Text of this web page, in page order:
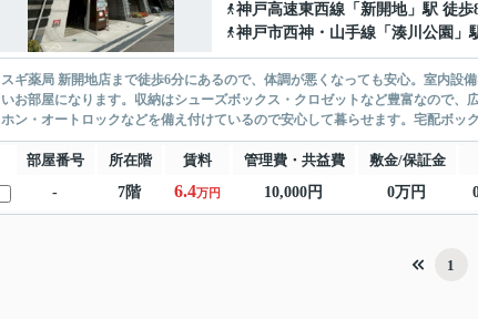
神戸高速東西線 「 新開地」駅 徒歩
神戸市西神・山手線 「 湊川公園 」
スギ薬局 新開地店まで徒歩6分にあるので、体調が悪くなっても安心。室内設
いお部屋になります。収納はシューズボックス・クロゼットなど豊富なので
ホン・オートロックなどを備え付けているので安心して暮らせます。宅配ボッ
部屋番号 所在階 賃料 管理費・共益費 敷金/保証金
-
7階 6.4万円 10,000円 0万円
1